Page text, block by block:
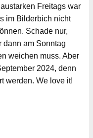
Freitags war
im Bilderbich nicht
Schade nur,
dann am Sonntag
weichen muss. Aber
2024, denn
werden. We love it!